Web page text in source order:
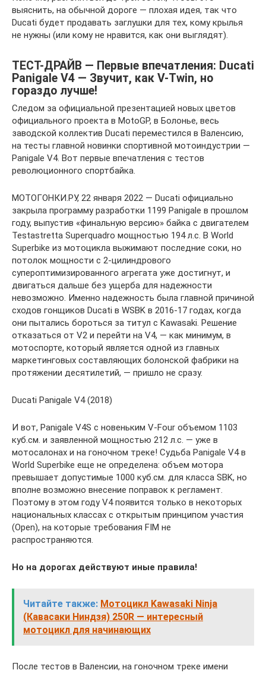
выяснить, на обычной дороге — плохая идея, так что
Ducati будет продавать заглушки для тех, кому крылья
не нужны (или кому не нравится, как они выглядят).
ТЕСТ-ДРАЙВ — Первые впечатления: Ducati
Panigale V4 — Звучит, как V-Twin, но
гораздо лучше!
Следом за официальной презентацией новых цветов
официального проекта в MotoGP, в Болонье, весь
заводской коллектив Ducati переместился в Валенсию,
на тесты главной новинки спортивной мотоиндустрии —
Panigale V4. Вот первые впечатления с тестов
революционного спортбайка.
МОТОГОНКИ.РУ, 22 января 2022 — Ducati официально
закрыла программу разработки 1199 Panigale в прошлом
году, выпустив «финальную версию» байка с двигателем
Testastretta Superquadro мощностью 194 л.с. В World
Superbike из мотоцикла выжимают последние соки, но
потолок мощности с 2-цилиндрового
супероптимизированного агрегата уже достигнут, и
двигаться дальше без ущерба для надежности
невозможно. Именно надежность была главной причиной
сходов гонщиков Ducati в WSBK в 2016-17 годах, когда
они пытались бороться за титул с Kawasaki. Решение
отказаться от V2 и перейти на V4, — как минимум, в
мотоспорте, который является одной из главных
маркетинговых составляющих болонской фабрики на
протяжении десятилетий, — пришло не сразу.
Ducati Panigale V4 (2018)
И вот, Panigale V4S с новеньким V-Four объемом 1103
куб.см. и заявленной мощностью 212 л.с. — уже в
мотосалонах и на гоночном треке! Судьба Panigale V4 в
World Superbike еще не определена: объем мотора
превышает допустимые 1000 куб.см. для класса SBK, но
вполне возможно внесение поправок к регламент.
Поэтому в этом году V4 появится только в некоторых
национальных классах с открытым принципом участия
(Open), на которые требования FIM не
распространяются.
Но на дорогах действуют иные правила!
Читайте также: Мотоцикл Kawasaki Ninja
(Кавасаки Ниндзя) 250R — интересный
мотоцикл для начинающих
После тестов в Валенсии, на гоночном треке имени